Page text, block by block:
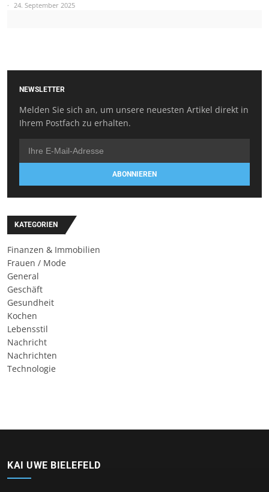
24. September 2025
NEWSLETTER
Melden Sie sich an, um unsere neuesten Artikel direkt in
Ihrem Postfach zu erhalten.
ABONNIEREN
KATEGORIEN
Finanzen & Immobilien
Frauen / Mode
General
Geschäft
Gesundheit
Kochen
Lebensstil
Nachricht
Nachrichten
Technologie
KAI UWE BIELEFELD